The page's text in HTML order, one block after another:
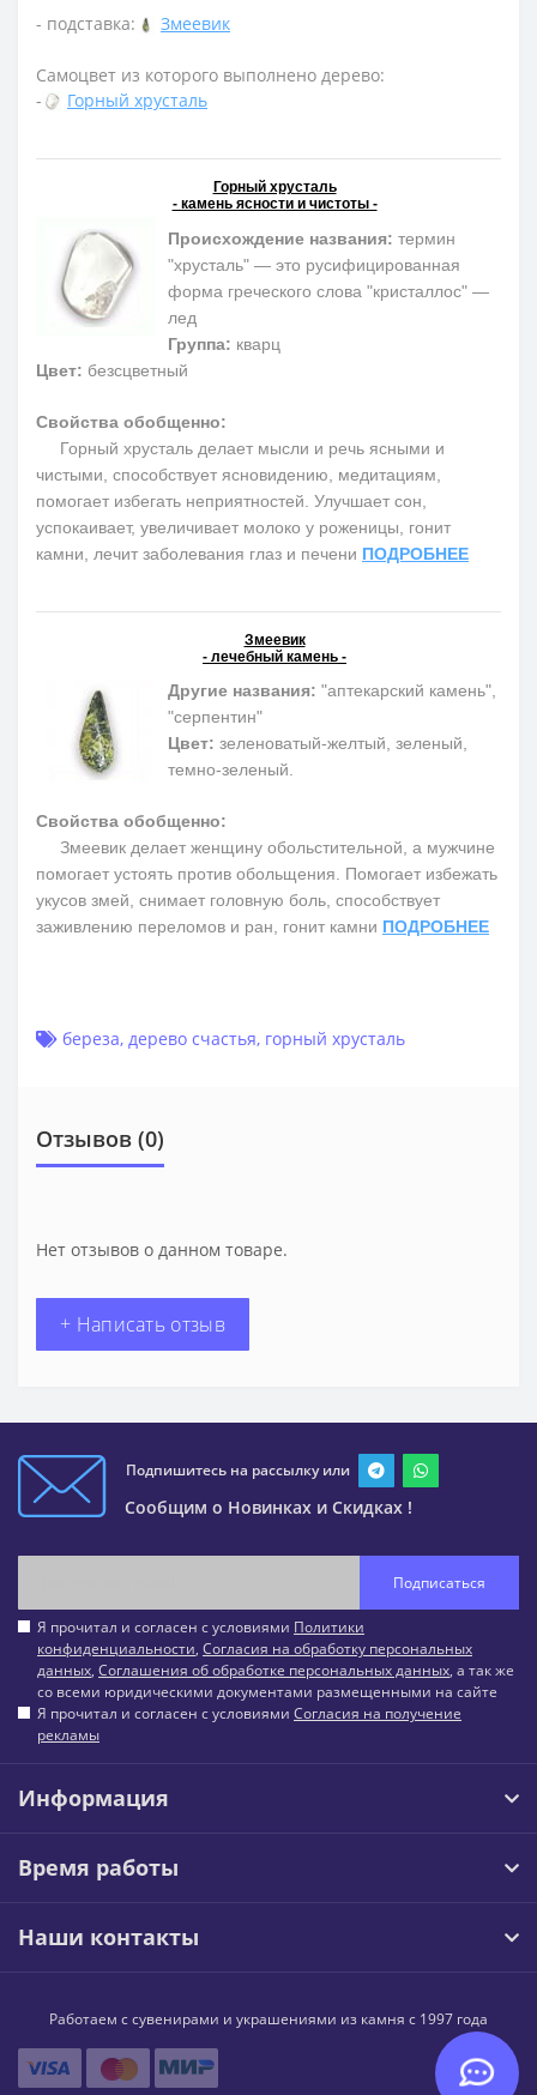
- подставка: Змеевик
Самоцвет из которого выполнено дерево:
-
Горный хрусталь
Горный хрусталь
- камень ясности и чистоты -
Происхождение названия: термин
"хрусталь" — это русифицированная
форма греческого слова "кристаллос" —
лед
Группа: кварц
Цвет: безсцветный
Свойства обобщенно:
Горный хрусталь делает мысли и речь ясными и
чистыми, способствует ясновидению, медитациям,
помогает избегать неприятностей. Улучшает сон,
успокаивает, увеличивает молоко у роженицы, гонит
камни, лечит заболевания глаз и печени ПОДРОБНЕЕ
Змеевик
- лечебный камень -
Другие названия: "аптекарский камень",
"серпентин"
Цвет: зеленоватый-желтый, зеленый,
темно-зеленый.
Свойства обобщенно:
Змеевик делает женщину обольстительной, а мужчине
помогает устоять против обольщения. Помогает избежать
укусов змей, снимает головную боль, способствует
заживлению переломов и ран, гонит камни ПОДРОБНЕЕ
береза, дерево счастья, горный хрусталь
Отзывов (0)
Нет отзывов о данном товаре.
+ Написать отзыв
Подпишитесь на рассылку или
Сообщим о Новинках и Скидках !
Подписаться
Я прочитал и согласен с условиями Политики
конфиденциальности, Согласия на обработку персональных
данных, Соглашения об обработке персональных данных, а так же
со всеми юридическими документами размещенными на сайте
Я прочитал и согласен с условиями Согласия на получение
рекламы
Информация
Время работы
Наши контакты
Работаем с сувенирами и украшениями из камня с 1997 года